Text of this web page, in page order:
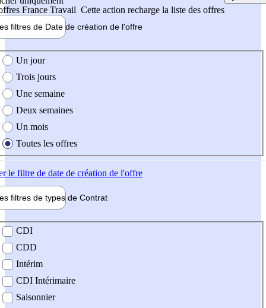
France Travail Cette action recharge la liste des offres
filtres de Date de création de l'offre
création de l'offre
Un jour
Trois jours
Une semaine
Deux semaines
Un mois
Toutes les offres
le filtre de date de création de l'offre
filtres de types de Contrat
contrat
CDI
CDD
Intérim
CDI Intérimaire
Saisonnier